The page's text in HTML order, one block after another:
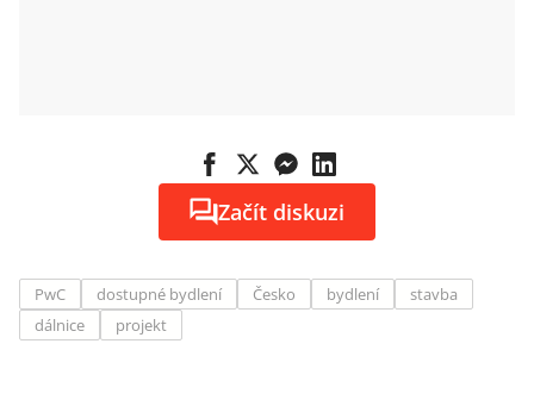
Začít diskuzi
PwC dostupné bydlení Česko bydlení
stavba
dálnice
projekt